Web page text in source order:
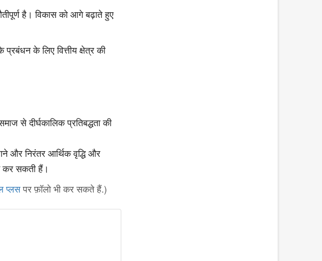
है। विकास को आगे बढ़ाते हुए
प्रबंधन के लिए वित्तीय क्षेत्र की
से दीर्घकालिक प्रतिबद्धता की
और निरंतर आर्थिक वृद्धि और
कर सकती हैं।
प्लसपर फ़ॉलो भी कर सकते हैं.)